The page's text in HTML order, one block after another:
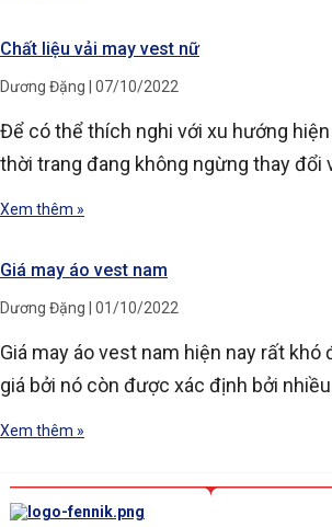
Chất liệu vải may vest nữ
Dương Đặng 07/10/2022
Để có thể thích nghi với xu hướng hiện
thời trang đang không ngừng thay đổi
Xem thêm »
Giá may áo vest nam
Dương Đặng 01/10/2022
Giá may áo vest nam hiện nay rất khó
giá bởi nó còn được xác định bởi nhiều
Xem thêm »